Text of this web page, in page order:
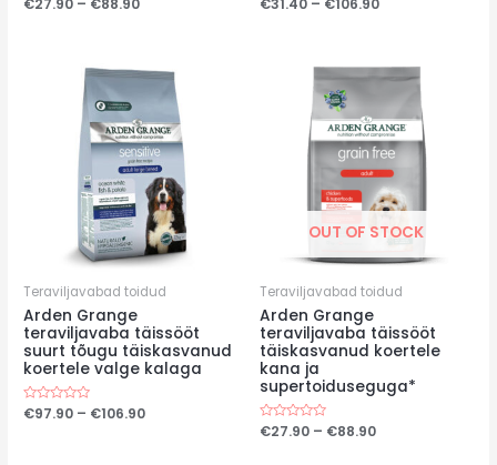
0
€27.90 – €88.90
€88.90
0
€31.40 – €106.90
€106.90
Teraviljavabad toidud
Arden Grange
teraviljavaba täissööt
suurt tõugu täiskasvanud
koertele valge kalaga
Hinnanguga
€97.90 – €106.90Price
OUT OF STOCK
Teraviljavabad toidud
Arden Grange
teraviljavaba täissööt
täiskasvanud koertele
kana ja
supertoiduseguga*
Hinnanguga
€27.90 – €88.90Price